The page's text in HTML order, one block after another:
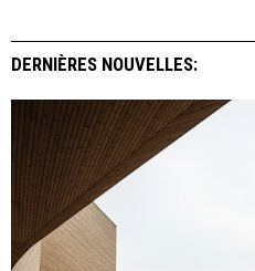
DERNIÈRES NOUVELLES: